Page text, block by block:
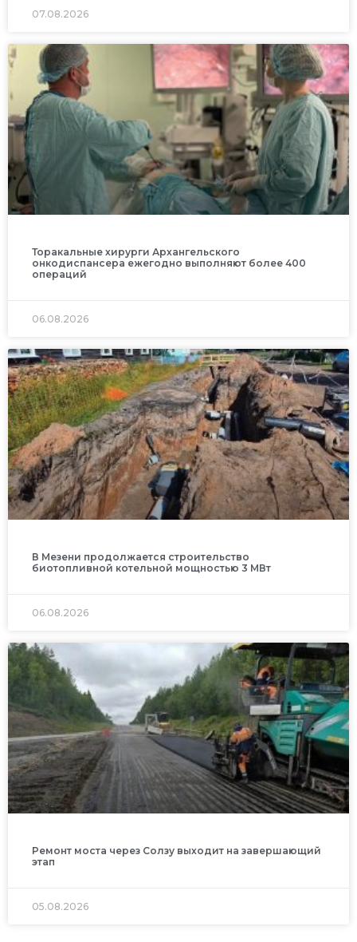
07.08.2026
Торакальные хирурги Архангельского
онкодиспансера ежегодно выполняют более 400
операций
06.08.2026
В Мезени продолжается строительство
биотопливной котельной мощностью 3 МВт
06.08.2026
Ремонт моста через Солзу выходит на завершающий
этап
05.08.2026